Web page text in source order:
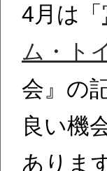
4月は「
ム・ト
会』の
良い機
ありま